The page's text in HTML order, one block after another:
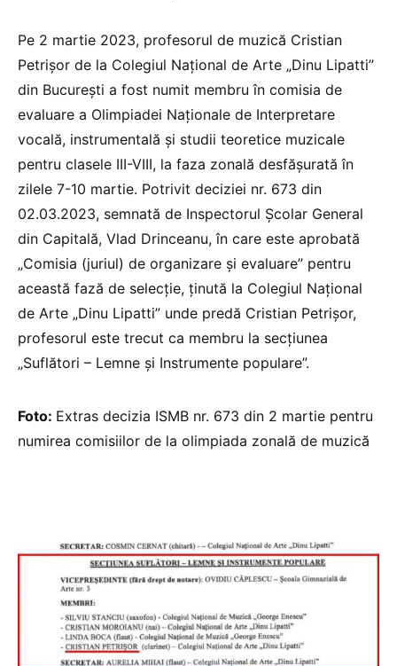
Pe 2 martie 2023, profesorul de muzică Cristian
Petrișor de la Colegiul Național de Arte „Dinu Lipatti”
din București a fost numit membru în comisia de
evaluare a Olimpiadei Naționale de Interpretare
vocală, instrumentală și studii teoretice muzicale
pentru clasele III-VIII, la faza zonală desfășurată în
zilele 7-10 martie. Potrivit deciziei nr. 673 din
02.03.2023, semnată de Inspectorul Școlar General
din Capitală, Vlad Drinceanu, în care este aprobată
„Comisia (juriul) de organizare și evaluare” pentru
această fază de selecție, ținută la Colegiul Național
de Arte „Dinu Lipatti” unde predă Cristian Petrișor,
profesorul este trecut ca membru la secțiunea
„Suflători – Lemne și Instrumente populare”.
Foto: Extras decizia ISMB nr. 673 din 2 martie pentru
numirea comisiilor de la olimpiada zonală de muzică